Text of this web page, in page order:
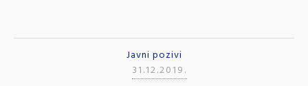
Javni pozivi
31.12.2019.